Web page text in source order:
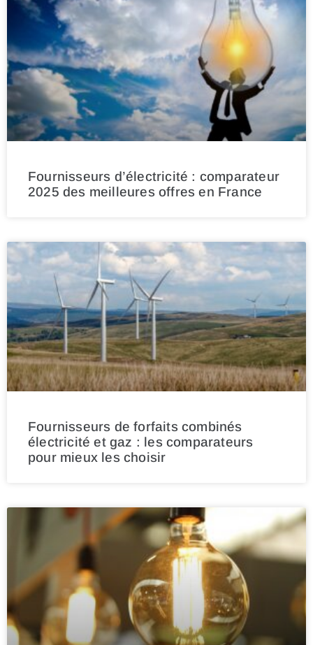
Fournisseurs d’électricité : comparateur
2025 des meilleures offres en France
Fournisseurs de forfaits combinés
électricité et gaz : les comparateurs
pour mieux les choisir